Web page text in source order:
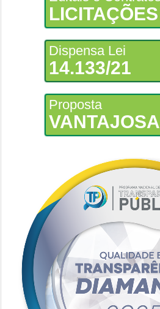
LICITAÇÕES
Dispensa Lei
14.133/21
Proposta
VANTAJOSA